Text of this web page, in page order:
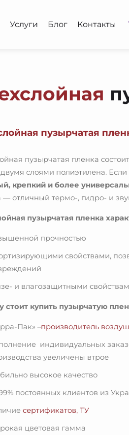
Услуги Блог Контакты
пузырчатая
пузырчатая пленка
слоями полиэтилена.
крепкий и более
— отличный термо-, гидро- и
пузырчатая пленка
прочностью
свойствами,
и влагозащитными
стоит купить пузырчатую
Пак» –производитель
индивидуальных
увеличены втрое
высокое качество
постоянных клиентов из
сертификатов, ТУ
цветовая гамма